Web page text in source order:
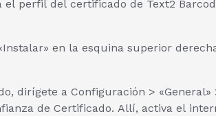
perfil del certificado de Text2
en la esquina superior
dirígete a Configuración > «General»
de Certificado. Allí, activa el